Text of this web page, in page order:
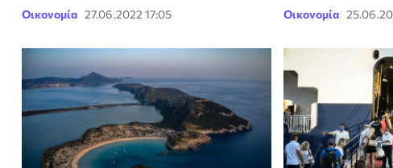
Οικονομία 27.06.2022 17:05 Οικονομία